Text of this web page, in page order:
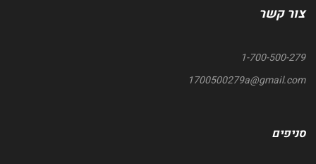
צור קשר
1-700-500-279
1700500279a@gmail.com
סניפים